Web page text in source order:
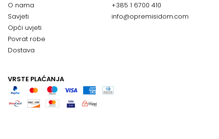
O nama
Savjeti
Opći uvjeti
Povrat robe
Dostava
+385 1 6700 410
info@opremisidom.com
VRSTE PLAĆANJA